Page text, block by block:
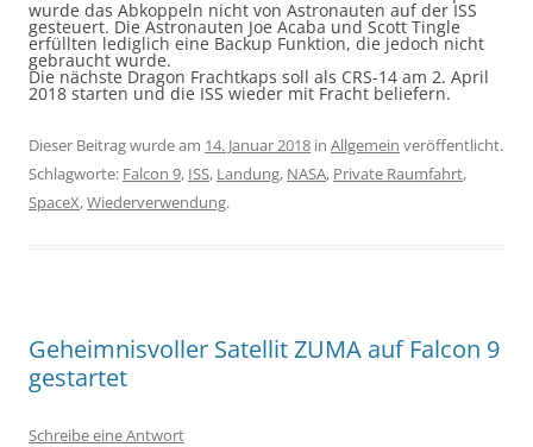
wurde das Abkoppeln nicht von Astronauten auf der ISS
gesteuert. Die Astronauten Joe Acaba und Scott Tingle
erfüllten lediglich eine Backup Funktion, die jedoch nicht
gebraucht wurde.
Die nächste Dragon Frachtkaps soll als CRS-14 am 2. April
2018 starten und die ISS wieder mit Fracht beliefern.
Dieser Beitrag wurde am 14. Januar 2018 in Allgemein veröffentlicht.
Schlagworte: Falcon 9, ISS, Landung, NASA, Private Raumfahrt,
SpaceX,Wiederverwendung.
Geheimnisvoller Satellit ZUMA auf Falcon 9
gestartet
Schreibe eine Antwort